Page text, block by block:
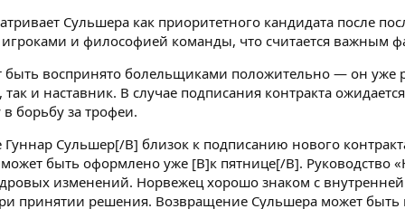
Сульшера как приоритетного кандидата после
игроками и философией команды, что считается важным
воспринято болельщиками положительно — он
и наставник. В случае подписания контракта
борьбу за трофеи.
Гуннар Сульшер[/B] близок к подписанию нового
быть оформлено уже [B]к пятнице[/B]. Руководство
изменений. Норвежец хорошо знаком с
принятии решения. Возвращение Сульшера может